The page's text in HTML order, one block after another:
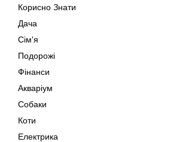
Корисно Знати
Дача
Сім'я
Подорожі
Фінанси
Акваріум
Собаки
Коти
Електрика